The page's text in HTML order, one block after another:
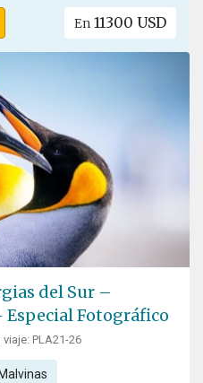
En 11300 USD
del Sur –
Fotográfico
PLA21-26